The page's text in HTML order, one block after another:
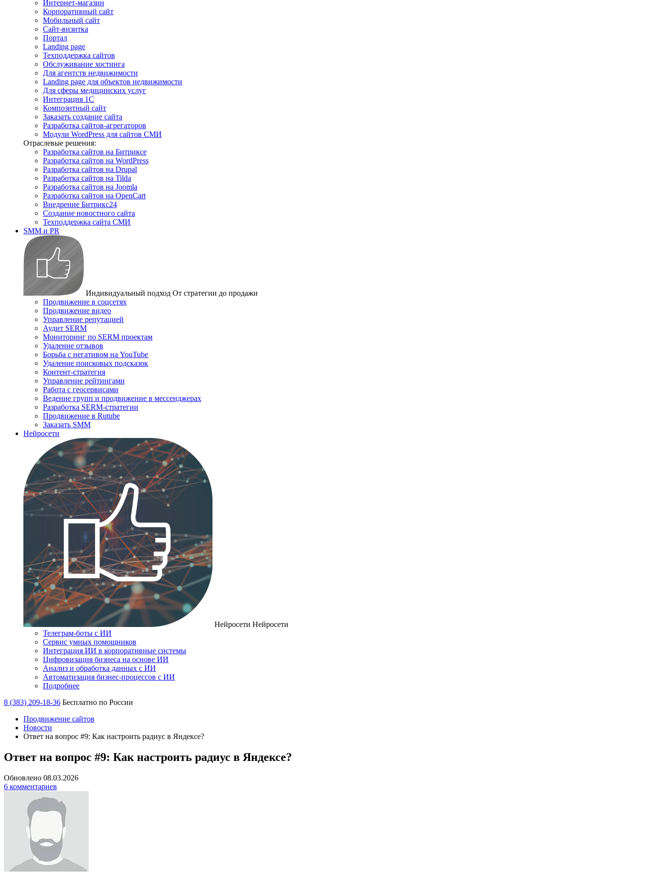
Интернет-магазин
Корпоративный сайт
Мобильный сайт
Сайт-визитка
Портал
Landing page
Техподдержка сайтов
Обслуживание хостинга
Для агентств недвижимости
Landing page для объектов недвижимости
Для сферы медицинских услуг
Интеграция 1С
Композитный сайт
Заказать создание сайта
Разработка сайтов-агрегаторов
Модули WordPress для сайтов СМИ
Отраслевые решения:
Разработка сайтов на Битриксе
Разработка сайтов на WordPress
Разработка сайтов на Drupal
Разработка сайтов на Tilda
Разработка сайтов на Joomla
Разработка сайтов на OpenCart
Внедрение Битрикс24
Создание новостного сайта
Техподдержка сайта СМИ
SMM и PR
Индивидуальный подход От стратегии до продажи
Продвижение в соцсетях
Продвижение видео
Управление репутацией
Аудит SERM
Мониторинг по SERM проектам
Удаление отзывов
Борьба с негативом на YouTube
Удаление поисковых подсказок
Контент-стратегия
Управление рейтингами
Работа с геосервисами
Ведение групп и продвижение в мессенджерах
Разработка SERM-стратегии
Продвижение в Rutube
Заказать SMM
Нейросети
Нейросети Нейросети
Телеграм-боты с ИИ
Сервис умных помощников
Интеграция ИИ в корпоративные системы
Цифровизация бизнеса на основе ИИ
Анализ и обработка данных с ИИ
Автоматизация бизнес-процессов с ИИ
Подробнее
8 (383) 209-18-36 Бесплатно по России
Продвижение сайтов
Новости
Ответ на вопрос #9: Как настроить радиус в Яндексе?
Ответ на вопрос #9: Как настроить радиус в Яндексе?
Обновлено 08.03.2026
6 комментариев